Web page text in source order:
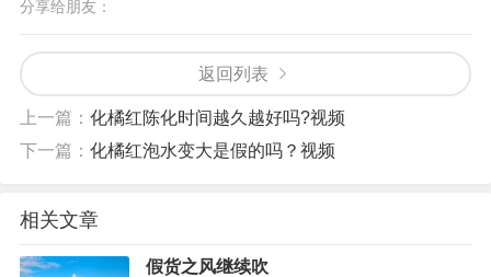
分享给朋友：
返回列表
上一篇： 化橘红陈化时间越久越好吗?视频
下一篇： 化橘红泡水变大是假的吗？视频
相关文章
假货之风继续吹